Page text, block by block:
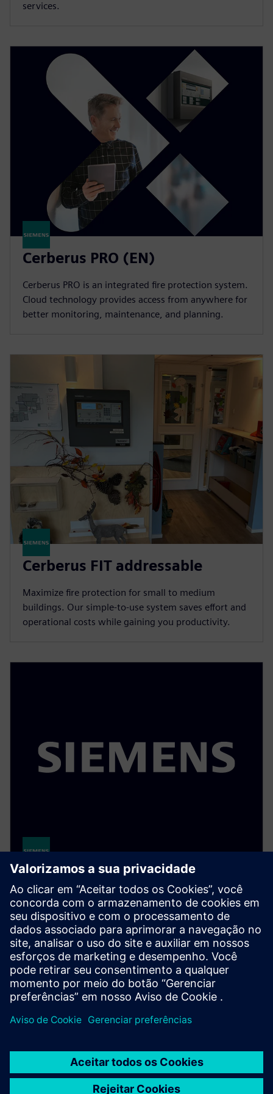
services.
Cerberus PRO (EN)
Cerberus PRO is an integrated fire protection system.
Cloud technology provides access from anywhere for
better monitoring, maintenance, and planning.
Cerberus FIT addressable
Maximize fire protection for small to medium
buildings. Our simple-to-use system saves effort and
operational costs while gaining you productivity.
Cerberus ECO – fire protection
system (CCCF)
Cerberus ECO provides reliable, cost-efficient fire
protection for small to medium-sized buildings,
featuring smart technology and simple installation.